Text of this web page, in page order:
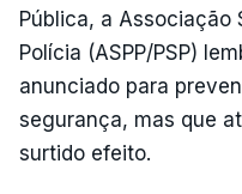
Pública, a Associação
Polícia (ASPP/PSP)
anunciado para
segurança, mas que
surtido efeito.